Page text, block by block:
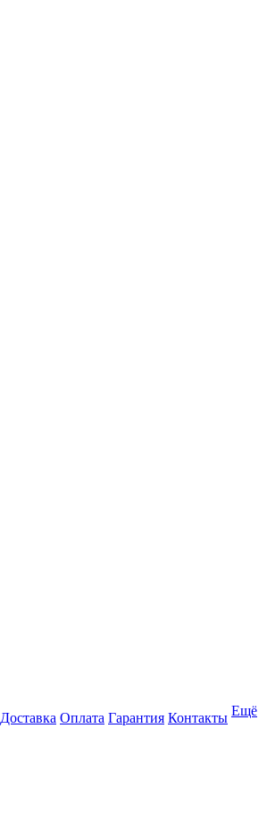
Доставка Оплата Гарантия Контакты Ещё